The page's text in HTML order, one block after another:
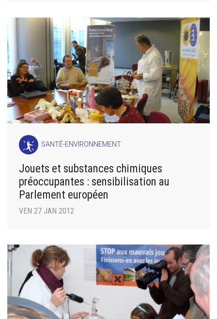
SANTÉ-ENVIRONNEMENT
Jouets et substances chimiques
préoccupantes : sensibilisation au
Parlement européen
VEN 27 JAN 2012